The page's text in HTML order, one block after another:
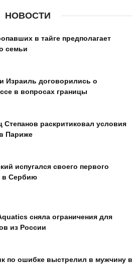
НОВОСТИ
в тайге предполагает
семьи
Израиль договорились о
в вопросах границы
Степанов раскритиковал условия
Париже
испугался своего первого
в Сербию
сняла ограничения для
из России
по ошибке выстрелил в мужчину в